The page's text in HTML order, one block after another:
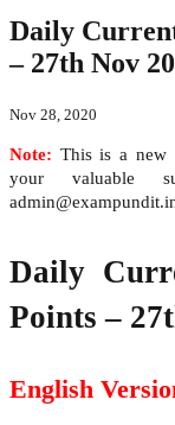
Daily
– 27th Nov
Nov 28, 2020
Note: This is a new
your valuable
Daily
Points –
English